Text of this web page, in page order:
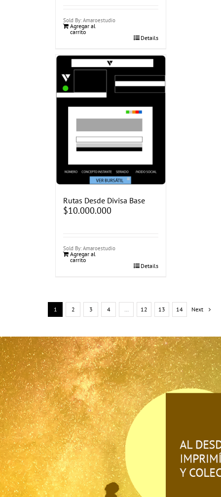
Sold By: Amaroestudio
Agregar al
carrito
Details
Rutas Desde Divisa Base
$10.000.000
Sold By: Amaroestudio
Agregar al
carrito
Details
1 2 3 4 … 12 13 14 Next